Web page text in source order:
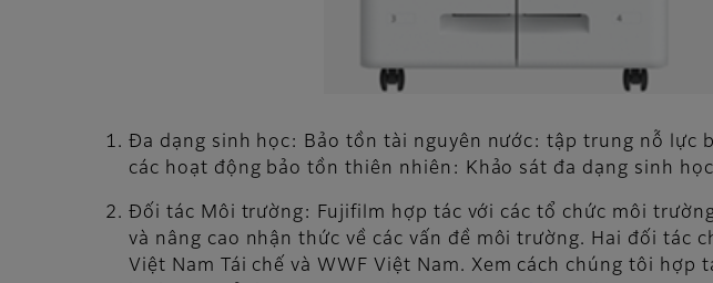
Đa dạng sinh học: Bảo tồn tài nguyên nước: tập trung nỗ lực
các hoạt động bảo tồn thiên nhiên: Khảo sát đa dạng sinh
Đối tác Môi trường: Fujifilm hợp tác với các tổ chức môi
và nâng cao nhận thức về các vấn đề môi trường. Hai đối tác
Việt Nam Tái chế và WWF Việt Nam. Xem cách chúng tôi